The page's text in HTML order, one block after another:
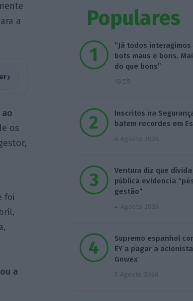
a
›
os
foi
a
Populares
“Já todos interagimos
bots maus e bons.
do que bons”
16:59
Inscritos na
batem recordes em
4 Agosto 2026
Ventura diz que dívida
pública evidencia
gestão”
4 Agosto 2026
Supremo espanhol
EY a pagar a
Gowex
5 Agosto 2026